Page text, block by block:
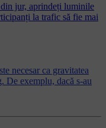
necesar ca gravitatea
De exemplu, dacă s-au
jur, aprindeți luminile
la trafic să fie mai